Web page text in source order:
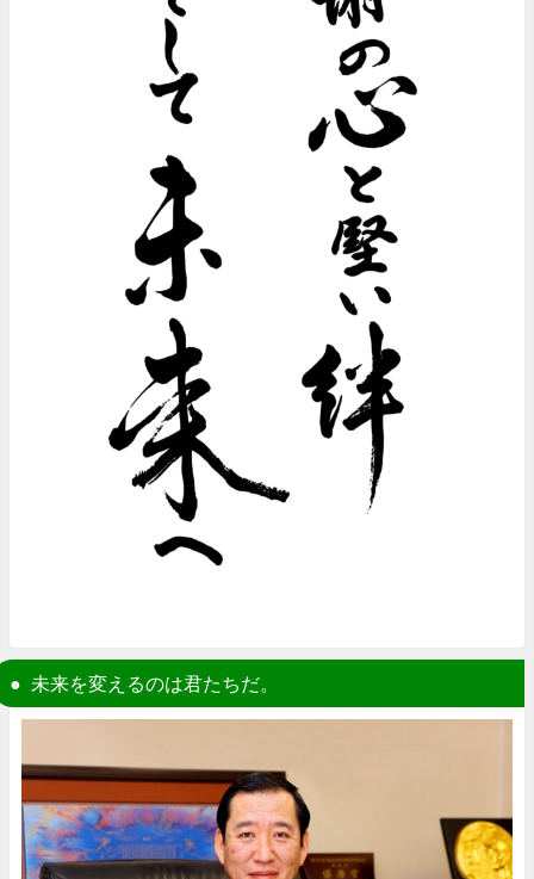
未来を変えるのは君たちだ。